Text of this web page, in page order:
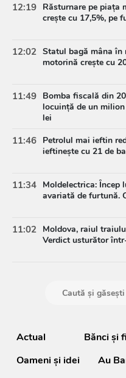
12:19 Răsturnare pe piața
crește cu
12:02 Statul bagă mâna în
motorină crește cu
11:49 Bomba fiscală din
locuință de un
lei
11:46 Petrolul mai ieftin
ieftinește cu 21 de
11:34 Moldelectrica:
avariată de furtună.
11:02 Moldova, raiul
Verdict usturător
Actual Bănci şi
Oameni şi idei
Au